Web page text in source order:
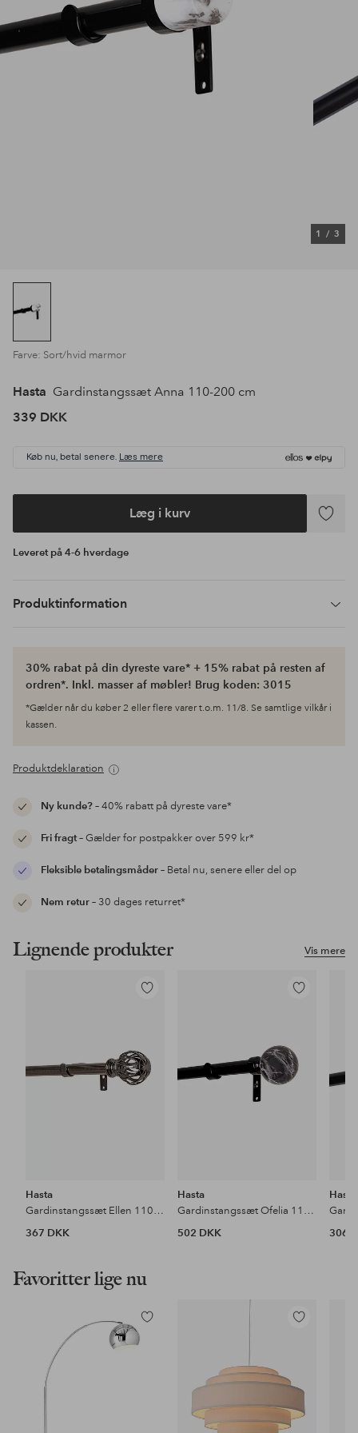
1 / 3
Farve: Sort/hvid marmor
Hasta Gardinstangssæt Anna 110-200 cm
339 DKK
Køb nu, betal senere. Læs mere
Læg i kurv
Tilføj
Leveret på 4-6 hverdage
Produktinformation
30% rabat på din dyreste vare* + 15% rabat på resten af
ordren*. Inkl. masser af møbler! Brug koden: 3015
*Gælder når du køber 2 eller flere varer t.o.m. 11/8. Se samtlige vilkår i
kassen.
Produktdeklaration
Ny kunde?– 40% rabatt på dyreste vare*
Fri fragt– Gælder for postpakker over 599 kr*
Fleksible betalingsmåder– Betal nu, senere eller del op
Nem retur– 30 dages returret*
Vis mere
Lignende produkter
Tilføj
Hasta
Gardinstangssæt Ellen 110-200 cm
367 DKK
Tilføj
Hasta
Gardinstangssæt Ofelia 110-200 cm
502 DKK
Hasta
306
Favoritter lige nu
Tilføj
til
Tilføj